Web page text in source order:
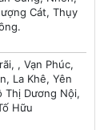
Cát, Thụy
, Vạn Phúc,
La Khê, Yên
Thị Dương Nội,
Hữu